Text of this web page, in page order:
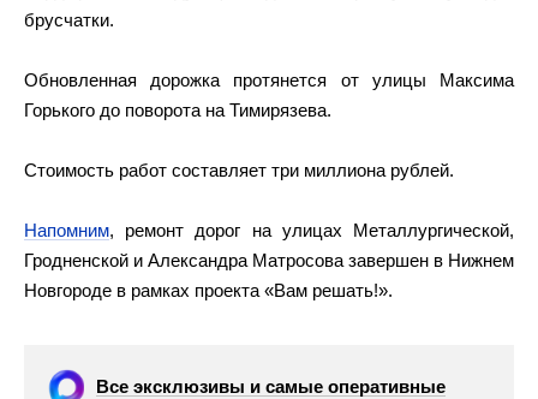
брусчатки.
Обновленная дорожка протянется от улицы Максима
Горького до поворота на Тимирязева.
Стоимость работ составляет три миллиона рублей.
Напомним, ремонт дорог на улицах Металлургической,
Гродненской и Александра Матросова завершен в Нижнем
Новгороде в рамках проекта «Вам решать!».
Все эксклюзивы и самые оперативные